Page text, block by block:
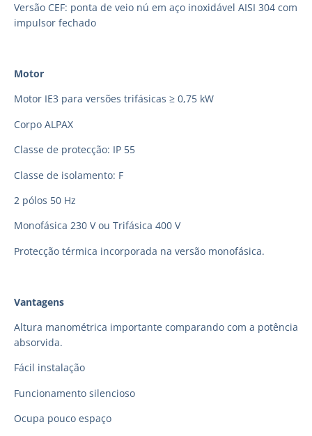
Versão CEF: ponta de veio nú em aço inoxidável AISI 304 com
impulsor fechado
Motor
Motor IE3 para versões trifásicas ≥ 0,75 kW
Corpo ALPAX
Classe de protecção: IP 55
Classe de isolamento: F
2 pólos 50 Hz
Monofásica 230 V ou Trifásica 400 V
Protecção térmica incorporada na versão monofásica.
Vantagens
Altura manométrica importante comparando com a potência
absorvida.
Fácil instalação
Funcionamento silencioso
Ocupa pouco espaço